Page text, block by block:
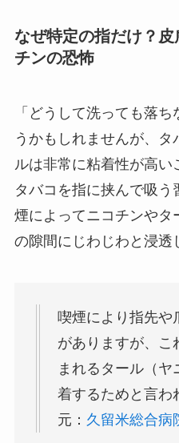
なぜ特定の指だけ？
チンの恐怖
「どうして洗っても落
うかもしれませんが、
ルは非常に粘着性が高い
タバコを指に挟んで吸う
煙によってニコチンやタ
の隙間にじわじわと浸透
喫煙により指先や
がありますが、こ
まれるタール（
着するためと言わ
元： 久留米総合病